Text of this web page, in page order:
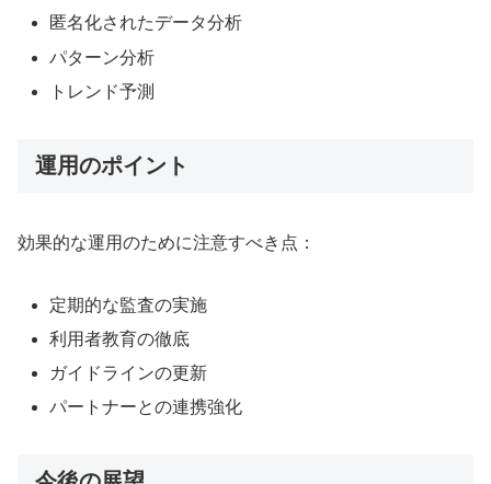
匿名化されたデータ分析
パターン分析
トレンド予測
運用のポイント
効果的な運用のために注意すべき点：
定期的な監査の実施
利用者教育の徹底
ガイドラインの更新
パートナーとの連携強化